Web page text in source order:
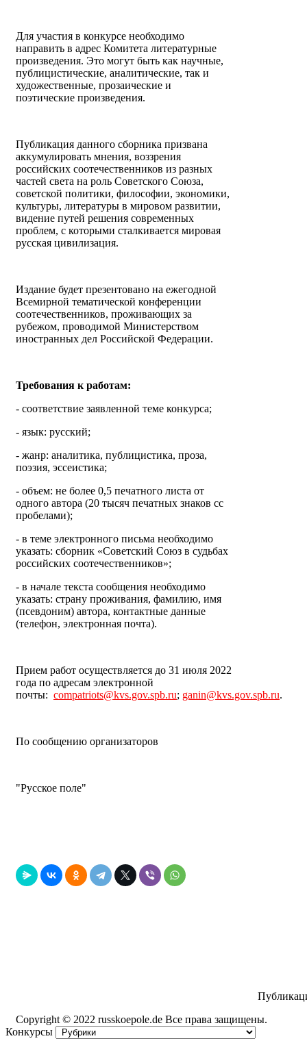
Для участия в конкурсе необходимо
направить в адрес Комитета литературные
произведения. Это могут быть как научные,
публицистические, аналитические, так и
художественные, прозаические и
поэтические произведения.
Публикация данного сборника призвана
аккумулировать мнения, воззрения
российских соотечественников из разных
частей света на роль Советского Союза,
советской политики, философии, экономики,
культуры, литературы в мировом развитии,
видение путей решения современных
проблем, с которыми сталкивается мировая
русская цивилизация.
Издание будет презентовано на ежегодной
Всемирной тематической конференции
соотечественников, проживающих за
рубежом, проводимой Министерством
иностранных дел Российской Федерации.
Требования к работам:
- соответствие заявленной теме конкурса;
- язык: русский;
- жанр: аналитика, публицистика, проза,
поэзия, эссеистика;
- объем: не более 0,5 печатного листа от
одного автора (20 тысяч печатных знаков сс
пробелами);
- в теме электронного письма необходимо
указать: сборник «Советский Союз в судьбах
российских соотечественников»;
- в начале текста сообщения необходимо
указать: страну проживания, фамилию, имя
(псевдоним) автора, контактные данные
(телефон, электронная почта).
Прием работ осуществляется до 31 июля 2022
года по адресам электронной
почты: compatriots@kvs.gov.spb.ru; ganin@kvs.gov.spb.ru.
По сообщению организаторов
"Русское поле"
Copyright © 2022 russkoepole.de Все права защищены.
Конкурсы